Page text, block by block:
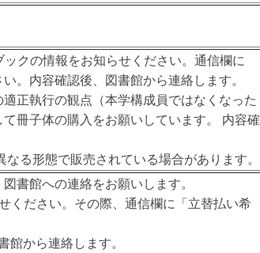
クの情報をお知らせください。通信欄に
。内容確認後、図書館から連絡します。
正執行の観点（本学構成員ではなくなった
冊子体の購入をお願いしています。 内容確
る形態で販売されている場合があります。
図書館への連絡をお願いします。
ください。その際、通信欄に「立替払い希
館から連絡します。